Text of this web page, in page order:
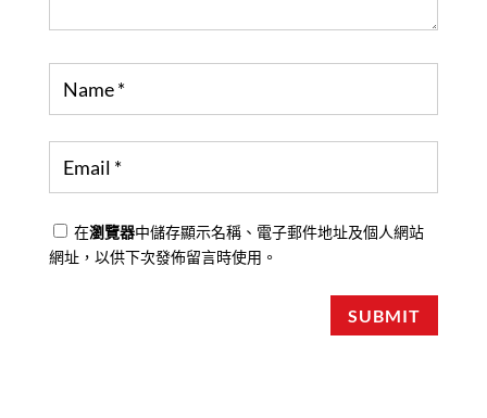
在瀏覽器中儲存顯示名稱、電子郵件地址及個人網站
網址，以供下次發佈留言時使用。
SUBMIT